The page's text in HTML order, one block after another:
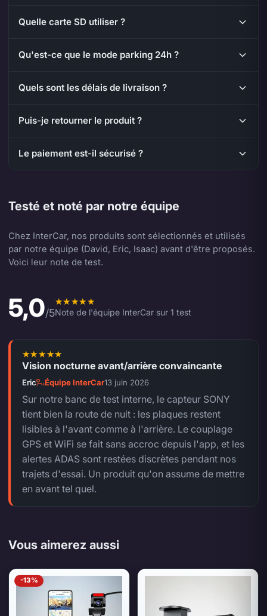
Quelle carte SD utiliser ?
Qu'est-ce que le mode parking 24h ?
Quels sont les délais de livraison ?
Puis-je retourner le produit ?
Le paiement est-il sécurisé ?
Testé et noté par notre équipe
Chez InterCar, nos produits sont sélectionnés et utilisés
par notre équipe (David, Eric, Isaac) avant d'être proposés.
Voici leur note de test.
5,0/5Note de l'équipe InterCar sur 1 test
Note moyenne de l'équipe 5,0 sur 5.
5 sur 5.
Vision nocturne avant/arrière convaincante
Eric Équipe InterCar13 juin 2026
Sur notre banc de test interne, le capteur SONY
tient bien la route de nuit : les plaques restent
lisibles à l'avant comme à l'arrière. Le couplage
GPS et WiFi se fait sans accroc depuis l'app, et les
alertes ADAS sont restées discrètes pendant nos
trajets d'essai. Un produit qu'on assume de mettre
en avant tel quel.
Vous aimerez aussi
-13%